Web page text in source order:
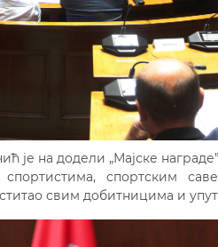
на додели „Мајске
спортским
свим добитницима и